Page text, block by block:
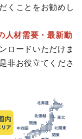
くことをお勧めし
人材需要・最新動
ロードいただけま
非お役立てくださ